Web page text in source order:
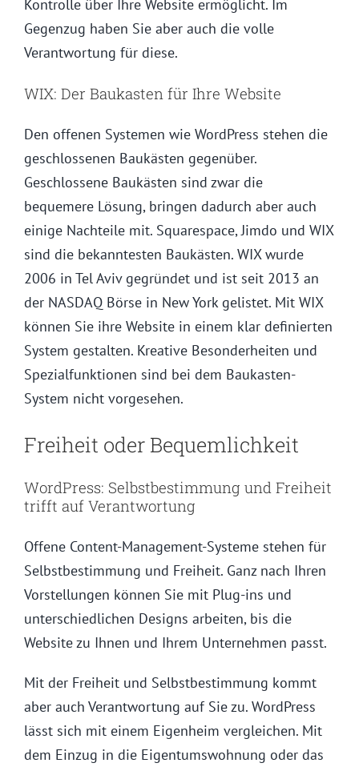
Kontrolle über Ihre Website ermöglicht. Im
Gegenzug haben Sie aber auch die volle
Verantwortung für diese.
WIX: Der Baukasten für Ihre Website
Den offenen Systemen wie WordPress stehen die
geschlossenen Baukästen gegenüber.
Geschlossene Baukästen sind zwar die
bequemere Lösung, bringen dadurch aber auch
einige Nachteile mit. Squarespace, Jimdo und WIX
sind die bekanntesten Baukästen. WIX wurde
2006 in Tel Aviv gegründet und ist seit 2013 an
der NASDAQ Börse in New York gelistet. Mit WIX
können Sie ihre Website in einem klar definierten
System gestalten. Kreative Besonderheiten und
Spezialfunktionen sind bei dem Baukasten-
System nicht vorgesehen.
Freiheit oder Bequemlichkeit
WordPress: Selbstbestimmung und Freiheit
trifft auf Verantwortung
Offene Content-Management-Systeme stehen für
Selbstbestimmung und Freiheit. Ganz nach Ihren
Vorstellungen können Sie mit Plug-ins und
unterschiedlichen Designs arbeiten, bis die
Website zu Ihnen und Ihrem Unternehmen passt.
Mit der Freiheit und Selbstbestimmung kommt
aber auch Verantwortung auf Sie zu. WordPress
lässt sich mit einem Eigenheim vergleichen. Mit
dem Einzug in die Eigentumswohnung oder das